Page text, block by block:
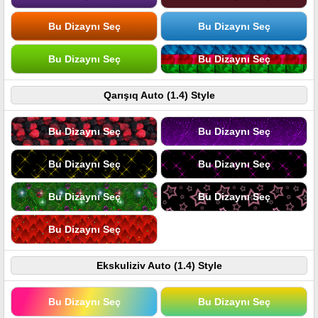
Bu Dizaynı Seç Bu Dizaynı Seç
Bu Dizaynı Seç Bu Dizaynı Seç
Qarışıq Auto (1.4) Style
Bu Dizaynı Seç Bu Dizaynı Seç
Bu Dizaynı Seç Bu Dizaynı Seç
Bu Dizaynı Seç Bu Dizaynı Seç
Bu Dizaynı Seç
Ekskuliziv Auto (1.4) Style
Bu Dizaynı Seç Bu Dizaynı Seç